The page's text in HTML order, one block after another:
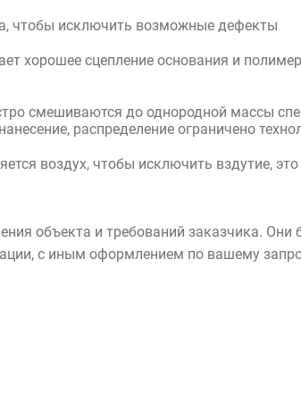
чтобы исключить возможные дефекты
хорошее сцепление основания и
смешиваются до однородной массы
распределение ограничено
воздух, чтобы исключить вздутие,
объекта и требований заказчика.
с иным оформлением по вашему